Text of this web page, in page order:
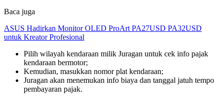
Baca juga
ASUS Hadirkan Monitor OLED ProArt PA27USD PA32USD
untuk Kreator Profesional
Pilih wilayah kendaraan milik Juragan untuk cek info pajak
kendaraan bermotor;
Kemudian, masukkan nomor plat kendaraan;
Juragan akan menemukan info biaya dan tanggal jatuh tempo
pembayaran pajak.